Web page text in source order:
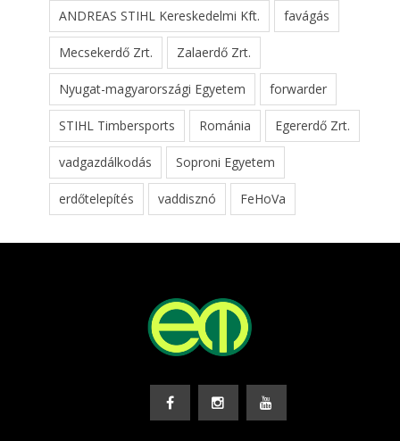
ANDREAS STIHL Kereskedelmi Kft. favágás
Mecsekerdő Zrt. Zalaerdő Zrt.
Nyugat-magyarországi Egyetem forwarder
STIHL Timbersports Románia Egererdő Zrt.
vadgazdálkodás Soproni Egyetem
erdőtelepítés vaddisznó FeHoVa